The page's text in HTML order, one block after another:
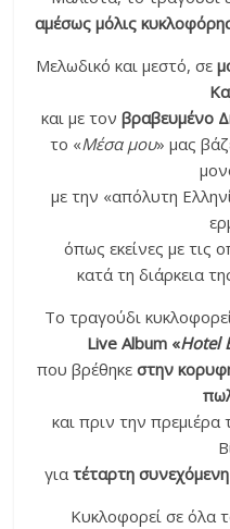
αμέσως μόλις
Μελωδικό και μεστό, σε
και με τονβραβευμένο
το «Μέσα μου» μας
με την «απόλυτη
όπως εκείνες με τις
κατά τη διάρκεια
Το τραγούδι
Live Album «Hotel
που βρέθηκε στην
και πριν την
γιατέταρτη
Κυκλοφορεί σε όλα